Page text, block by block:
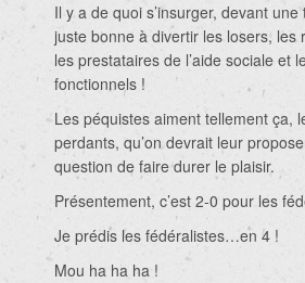
Il y a de quoi s’insurger, devant
juste bonne à divertir les losers, les
les prestataires de l’aide sociale et
fonctionnels !
Les péquistes aiment tellement ça,
perdants, qu’on devrait leur
question de faire durer le plaisir.
Présentement, c’est 2-0 pour les
Je prédis les fédéralistes…en 4 !
Mou ha ha ha !